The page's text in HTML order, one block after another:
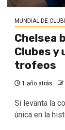
MUNDIAL DE
Chelsea
Clubes y
trofeos
1 año atrás
Si levanta la
única en la